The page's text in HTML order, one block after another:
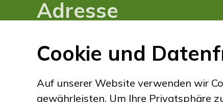
Adresse
Waldeck 2
Cookie und
Auf unserer Website verwenden wir
gewährleisten. Um Ihre Privatsphäre